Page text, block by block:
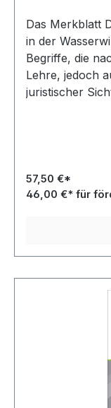
Das Merkblatt
in der
Begriffe, die
Lehre, jedoch
juristischer
57,50 €*
46,00 €* für